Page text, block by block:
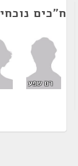
ח"כים
רם שפע